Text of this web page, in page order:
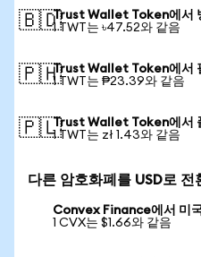
🇧🇩Trust Wallet Token에서
1 TWT는 ৳47.52와 같음
🇵🇭Trust Wallet Token에서
1 TWT는 ₱23.39와 같음
🇵🇱Trust Wallet Token에서
1 TWT는 zł 1.43와 같음
다른 암호화폐를 USD로 전
Convex Finance에서 미
1 CVX는 $1.66와 같음